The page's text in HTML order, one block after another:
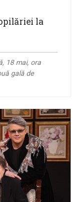
la
18 mai, ora
gală de